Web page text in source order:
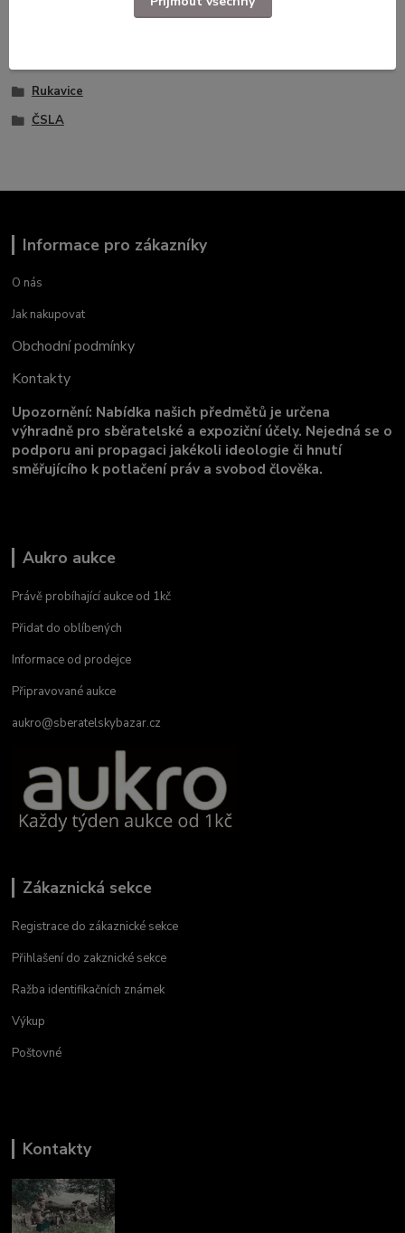
Rukavice
ČSLA
Informace pro zákazníky
O nás
Jak nakupovat
Obchodní podmínky
Kontakty
Upozornění: Nabídka našich předmětů je určena
výhradně pro sběratelské a expoziční účely. Nejedná se o
podporu ani propagaci jakékoli ideologie či hnutí
směřujícího k potlačení práv a svobod člověka.
Aukro aukce
Právě probíhající aukce od 1kč
Přidat do oblíbených
Informace od prodejce
Připravované aukce
aukro@sberatelskybazar.cz
Zákaznická sekce
Registrace do zákaznické sekce
Přihlašení do zakznické sekce
Ražba identifikačních známek
Výkup
Poštovné
Kontakty